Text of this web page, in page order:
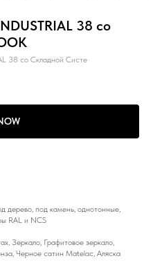
38 со
38 со Складной Систе
дерево, под камень, однотонные,
RAL и NCS
Зеркало, Графитовое зеркало,
Черное сатин Matelac, Аляска